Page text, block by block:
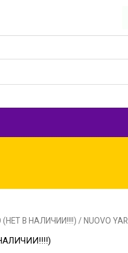
В НАЛИЧИИ!!!!) / NUOVO